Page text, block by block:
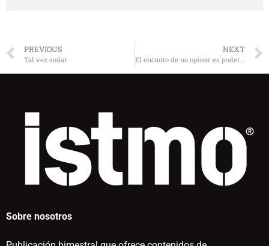
PREVIOUS
Tal vez soñar
NEXT
El encanto de no opinar es poder culpar al otro
Sobre nosotros